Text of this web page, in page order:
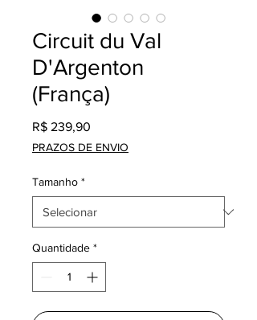
Circuit du Val
D'Argenton
(França)
R$ 239,90
PRAZOS DE ENVIO
Tamanho *
Quantidade *